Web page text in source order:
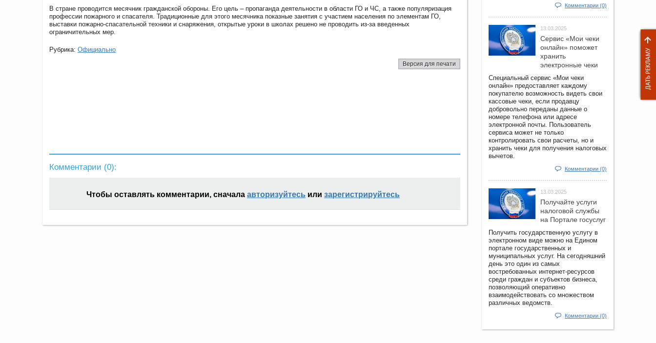
В стране проводится месячник гражданской обороны. Его цель – пропаганда деятельности в области ГО и ЧС, а также популяризация
профессии пожарного и спасателя. Традиционные для этого месячника показные занятия с участием населения по элементам ГО,
выставки пожарно-спасательной техники и снаряжения, открытые уроки в школах решено не проводить из-за введенных
ограничительных мер.
Рубрика: Официально
Версия для печати
Комментарии (0):
Чтобы оставлять комментарии, сначала авторизуйтесь или зарегистрируйтесь
Комментарии (0)
13.03.2025
Сервис «Мои чеки
онлайн» поможет
хранить
электронные чеки
Специальный сервис «Мои чеки
онлайн» предоставляет каждому
покупателю возможность видеть свои
кассовые чеки, если продавцу
добровольно переданы данные о
номере телефона или адресе
электронной почты. Пользователь
сервиса может не только
контролировать свои расчеты, но и
хранить чеки для получения налоговых
вычетов.
Комментарии (0)
13.03.2025
Получайте услуги
налоговой службы
на Портале госyслуг
Получить государственную услугу в
электронном виде можно на Едином
портале государственных и
муниципальных услуг. На сегодняшний
день это один из самых
востребованных интернет-ресурсов
среди граждан и субъектов бизнеса,
позволяющий оперативно
взаимодействовать со множеством
различных ведомств.
Комментарии (0)